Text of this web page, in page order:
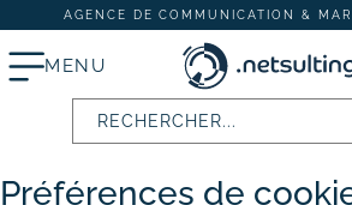
Nous utilisons des cookies pour vous offrir
sur notre site. Vous pouvez en savoir plus
utilisons ou les désactiver.
TOUT ACCEPTER
PERSONNALISER
TOUT REFUSER
Préférences de
AGENCE DE COMMUNICATION &
MENU